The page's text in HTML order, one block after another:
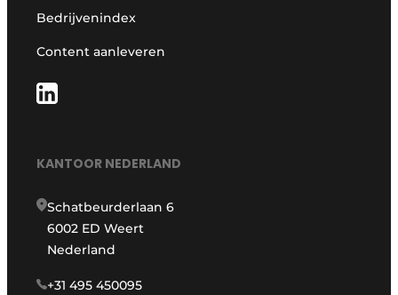
Bedrijvenindex
Content aanleveren
KANTOOR NEDERLAND
Schatbeurderlaan 6
6002 ED Weert
Nederland
+31 495 450095